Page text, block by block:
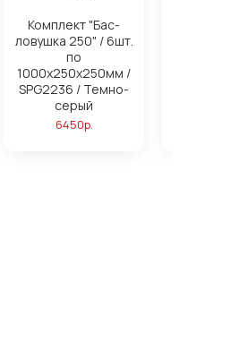
Комплект "Бас-
ловушка 250" / 6шт.
по
1000х250х250мм /
SPG2236 / Темно-
серый
6450р.